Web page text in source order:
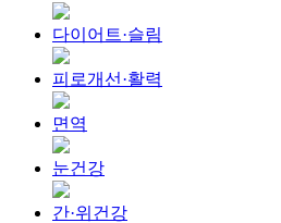
다이어트·슬림
피로개선·활력
면역
눈건강
간·위건강